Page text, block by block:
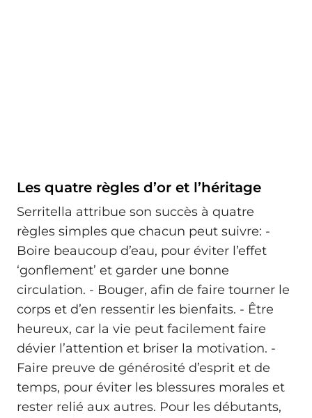
Les quatre règles d’or et l’héritage
Serritella attribue son succès à quatre
règles simples que chacun peut suivre: -
Boire beaucoup d’eau, pour éviter l’effet
‘gonflement’ et garder une bonne
circulation. - Bouger, afin de faire tourner le
corps et d’en ressentir les bienfaits. - Être
heureux, car la vie peut facilement faire
dévier l’attention et briser la motivation. -
Faire preuve de générosité d’esprit et de
temps, pour éviter les blessures morales et
rester relié aux autres. Pour les débutants,